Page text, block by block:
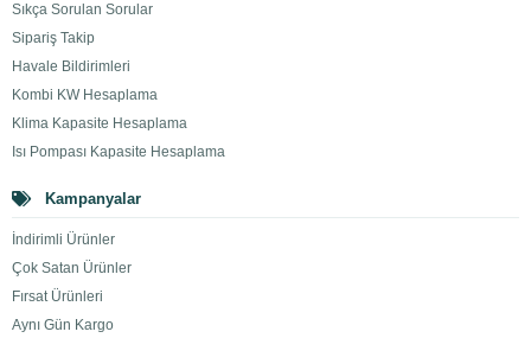
Sıkça Sorulan Sorular
Sipariş Takip
Havale Bildirimleri
Kombi KW Hesaplama
Klima Kapasite Hesaplama
Isı Pompası Kapasite Hesaplama
Kampanyalar
İndirimli Ürünler
Çok Satan Ürünler
Fırsat Ürünleri
Aynı Gün Kargo